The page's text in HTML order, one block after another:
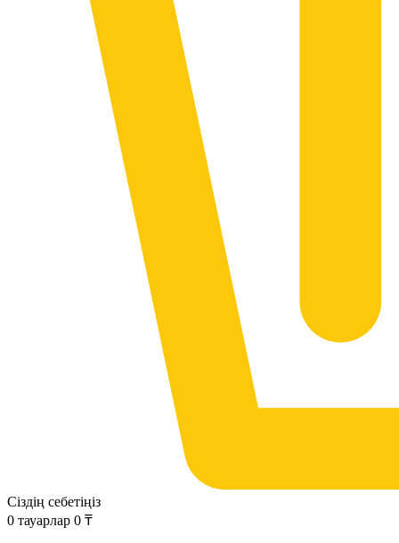
Сіздің себетіңіз
0 тауарлар 0 ₸